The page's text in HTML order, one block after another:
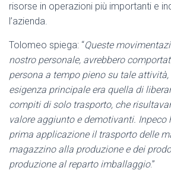
risorse in operazioni più importanti e
l’azienda.
Tolomeo spiega: “Queste
nostro personale, avrebbero
persona a tempo pieno su tale
esigenza principale era quella di
compiti di solo trasporto, che
valore aggiunto e demotivanti. Inpeco
prima applicazione il trasporto delle
magazzino alla produzione e dei
produzione al reparto imballaggio.”